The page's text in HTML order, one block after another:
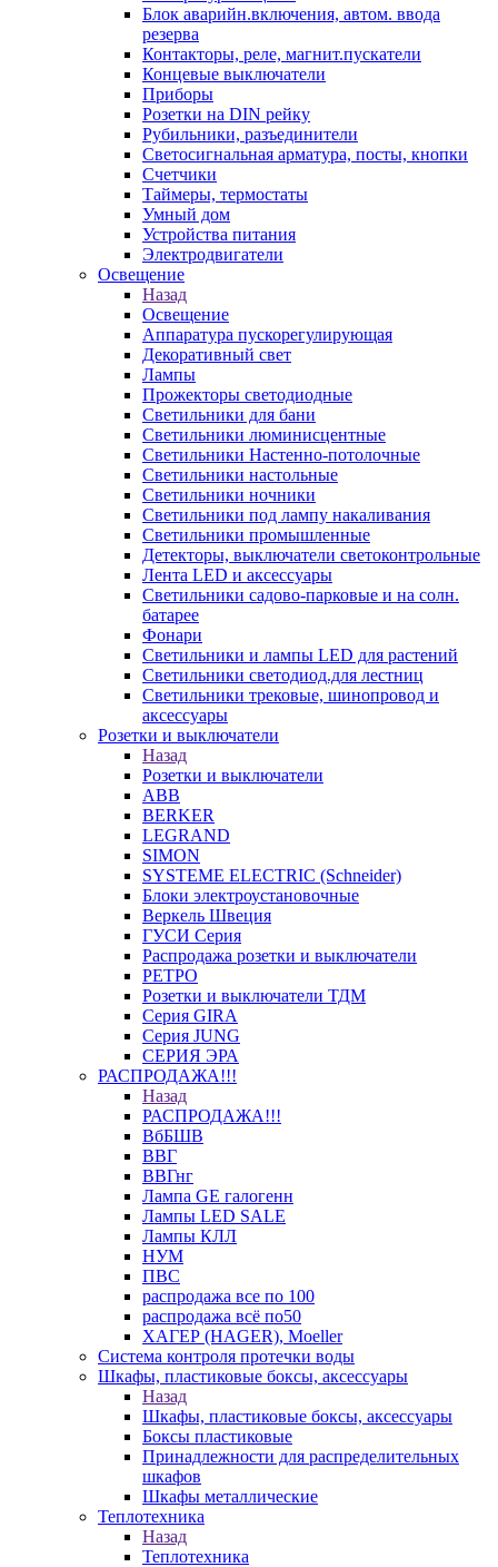
Блок аварийн.включения, автом. ввода
резерва
Контакторы, реле, магнит.пускатели
Концевые выключатели
Приборы
Розетки на DIN рейку
Рубильники, разъединители
Светосигнальная арматура, посты, кнопки
Счетчики
Таймеры, термостаты
Умный дом
Устройства питания
Электродвигатели
Освещение
Назад
Освещение
Аппаратура пускорегулирующая
Декоративный свет
Лампы
Прожекторы светодиодные
Светильники для бани
Светильники люминисцентные
Светильники Настенно-потолочные
Светильники настольные
Светильники ночники
Светильники под лампу накаливания
Светильники промышленные
Детекторы, выключатели светоконтрольные
Лента LED и аксессуары
Светильники садово-парковые и на солн.
батарее
Фонари
Светильники и лампы LED для растений
Светильники светодиод.для лестниц
Светильники трековые, шинопровод и
аксессуары
Розетки и выключатели
Назад
Розетки и выключатели
ABB
BERKER
LEGRAND
SIMON
SYSTEME ELECTRIC (Schneider)
Блоки электроустановочные
Веркель Швеция
ГУСИ Серия
Распродажа розетки и выключатели
РЕТРО
Розетки и выключатели ТДМ
Серия GIRA
Серия JUNG
СЕРИЯ ЭРА
РАСПРОДАЖА!!!
Назад
РАСПРОДАЖА!!!
ВбБШВ
ВВГ
ВВГнг
Лампа GE галогенн
Лампы LED SALE
Лампы КЛЛ
НУМ
ПВС
распродажа все по 100
распродажа всё по50
ХАГЕР (HAGER), Moeller
Система контроля протечки воды
Шкафы, пластиковые боксы, аксессуары
Назад
Шкафы, пластиковые боксы, аксессуары
Боксы пластиковые
Принадлежности для распределительных
шкафов
Шкафы металлические
Теплотехника
Назад
Теплотехника